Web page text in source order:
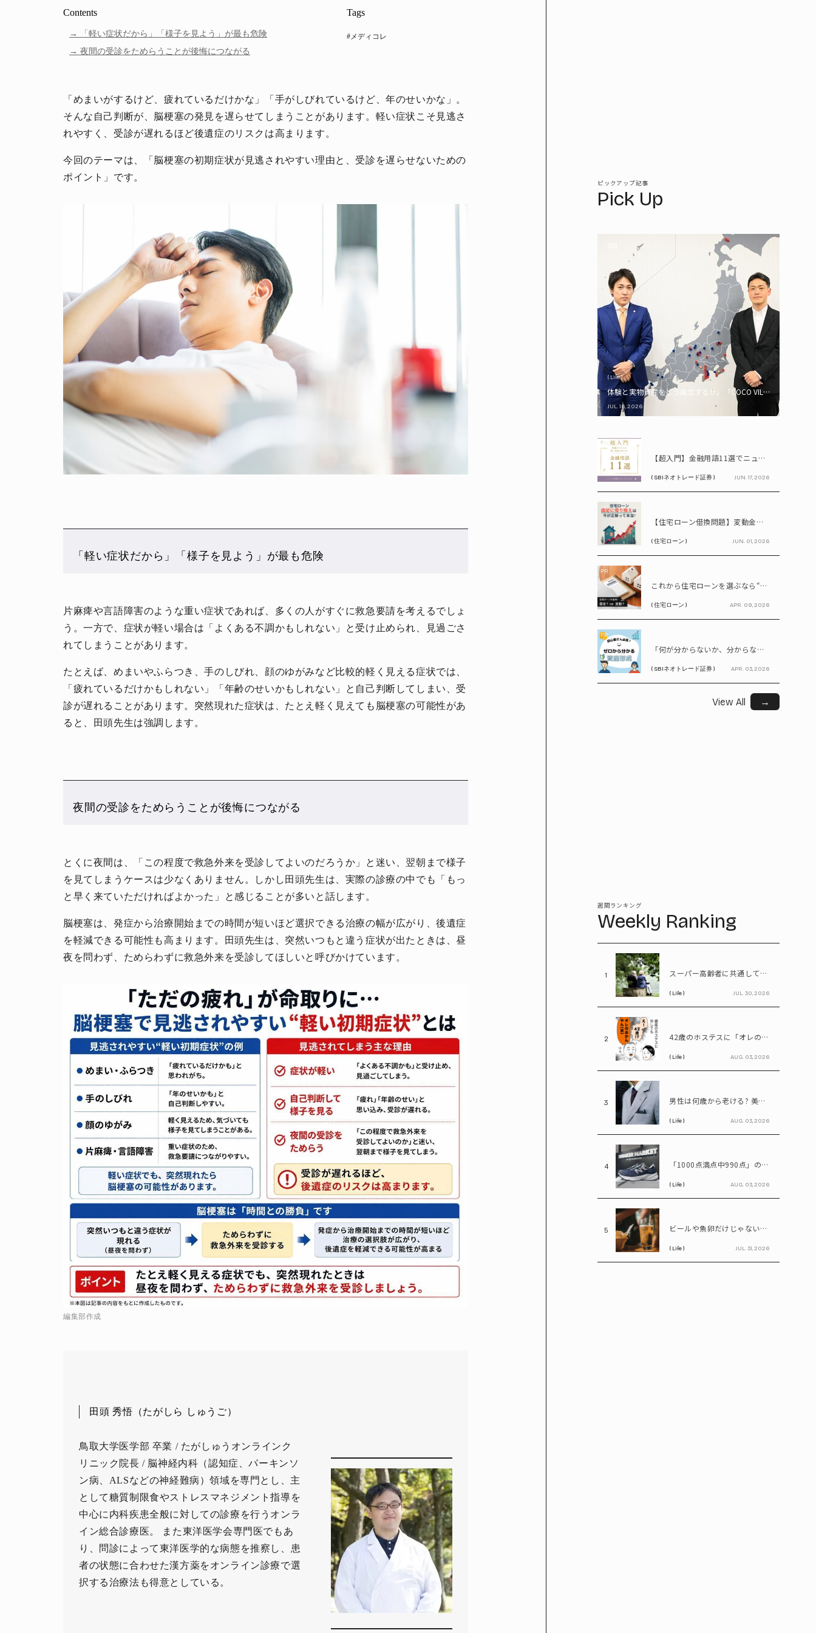
人生と暮らしを豊かに楽しむ上質な体験。
Contents
「軽い症状だから」「様子を見よう」が最も危険
夜間の受診をためらうことが後悔につながる
Tags
#メディコレ
「めまいがするけど、疲れているだけかな」「手がしびれているけど、年のせいかな」。
そんな自己判断が、脳梗塞の発見を遅らせてしまうことがあります。軽い症状こそ見逃さ
れやすく、受診が遅れるほど後遺症のリスクは高まります。
今回のテーマは、「脳梗塞の初期症状が見逃されやすい理由と、受診を遅らせないための
ポイント」です。
「軽い症状だから」「様子を見よう」が最も危険
片麻痺や言語障害のような重い症状であれば、多くの人がすぐに救急要請を考えるでしょ
う。一方で、症状が軽い場合は「よくある不調かもしれない」と受け止められ、見過ごさ
れてしまうことがあります。
たとえば、めまいやふらつき、手のしびれ、顔のゆがみなど比較的軽く見える症状では、
「疲れているだけかもしれない」「年齢のせいかもしれない」と自己判断してしまい、受
診が遅れることがあります。突然現れた症状は、たとえ軽く見えても脳梗塞の可能性があ
ると、田頭先生は強調します。
夜間の受診をためらうことが後悔につながる
とくに夜間は、「この程度で救急外来を受診してよいのだろうか」と迷い、翌朝まで様子
を見てしまうケースは少なくありません。しかし田頭先生は、実際の診療の中でも「もっ
と早く来ていただければよかった」と感じることが多いと話します。
脳梗塞は、発症から治療開始までの時間が短いほど選択できる治療の幅が広がり、後遺症
を軽減できる可能性も高まります。田頭先生は、突然いつもと違う症状が出たときは、昼
夜を問わず、ためらわずに救急外来を受診してほしいと呼びかけています。
編集部作成
田頭 秀悟（たがしら しゅうご）
鳥取大学医学部 卒業 / たがしゅうオンラインク
リニック院長 / 脳神経内科（認知症、パーキンソ
ン病、ALSなどの神経難病）領域を専門とし、主
として糖質制限食やストレスマネジメント指導を
中心に内科疾患全般に対しての診療を行うオンラ
イン総合診療医。 また東洋医学会専門医でもあ
り、問診によって東洋医学的な病態を推察し、患
者の状態に合わせた漢方薬をオンライン診療で選
択する治療法も得意としている。
ピックアップ記事
Pick Up
( Life )
体験と実物資産をどう両立するか。「COCO VILLA Owners」
JUL. 16, 2026
PR
【超入門】金融用語11選でニュースが読める！ 知識ゼロからの賢い資産の育て方
( SBIネオトレード証券 ) JUN. 17, 2026
PR
【住宅ローン借換問題】変動金利が上昇中!! 固定に借り換えるなら今が正解って本当? シミュレーションで比較してみよう
( 住宅ローン ) JUN. 01, 2026
PR
これから住宅ローンを選ぶなら“固定vs変動”どちらが正解? 9割が利用したいと答えた「いま決めなくてもいい」ローンとは!?
( 住宅ローン ) APR. 09, 2026
PR
「何が分からないか、分からない」から卒業！ SBIネオトレード証券で学ぶ、はじめての資産形成
( SBIネオトレード証券 ) APR. 03, 2026
View All →
週間ランキング
Weekly Ranking
1 スーパー高齢者に共通していた「体の特徴」とは? 慶應大研究で判明した長寿の秘密
( Life ) JUL. 30, 2026
2 42歳のホステスに「オレのおかんやん(笑)」と言ってしまう58歳
( Life ) AUG. 03, 2026
3 男性は何歳から老ける? 美容医療の医師が語る「老化の初期サイン」
( Life ) AUG. 03, 2026
4 「1000点満点中990点」のスニーカー? ニューバランス「990」が名作と呼ばれる理由
( Life ) AUG. 03, 2026
5 ビールや魚卵だけじゃない…尿酸値を上げる「食べ物・飲み物」とは? 医師が警鐘
( Life ) JUL. 31, 2026